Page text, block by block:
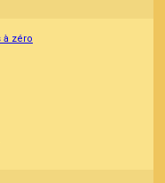
à zéro